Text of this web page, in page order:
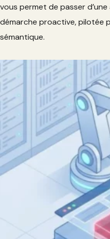
vous permet de passer
démarche proactive, pilotée
sémantique.